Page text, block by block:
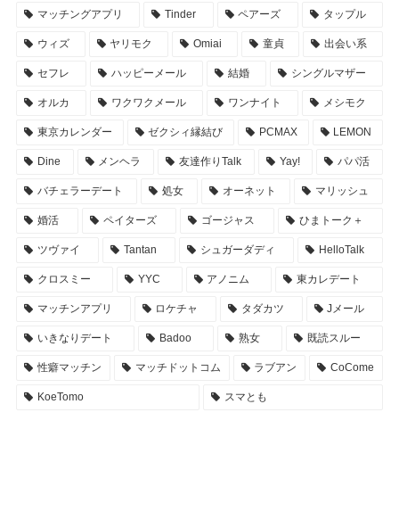
マッチングアプリ Tinder ペアーズ タップル
ウィズ ヤリモク Omiai 童貞 出会い系
セフレ ハッピーメール 結婚 シングルマザー
オルカ ワクワクメール ワンナイト メシモク
東京カレンダー ゼクシィ縁結び PCMAX LEMON
Dine メンヘラ 友達作りTalk Yay! パパ活
バチェラーデート 処女 オーネット マリッシュ
婚活 ペイターズ ゴージャス ひまトーク＋
ツヴァイ Tantan シュガーダディ HelloTalk
クロスミー YYC アノニム 東カレデート
マッチンアプリ ロケチャ タダカツ Jメール
いきなりデート Badoo 熟女 既読スルー
性癖マッチン マッチドットコム ラブアン CoCome
KoeTomo スマとも